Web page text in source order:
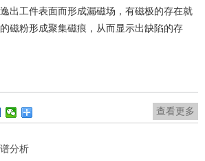
出工件表面而形成漏磁场，有磁极的存在就
磁粉形成聚集磁痕，从而显示出缺陷的存
查看更多
分析